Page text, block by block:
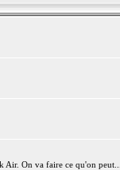
Air. On va faire ce qu'on peut...